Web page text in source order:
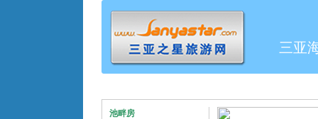
三亚
池畔房